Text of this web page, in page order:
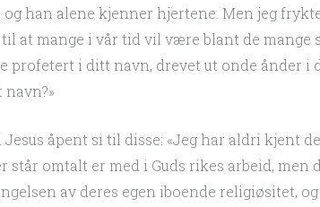
og han alene kjenner hjertene. Men jeg
at mange i vår tid vil være blant de mange
profetert i ditt navn, drevet ut onde ånder i
åpent si til disse: «Jeg har aldri kjent
står omtalt er med i Guds rikes arbeid, men
av deres egen iboende religiøsitet,